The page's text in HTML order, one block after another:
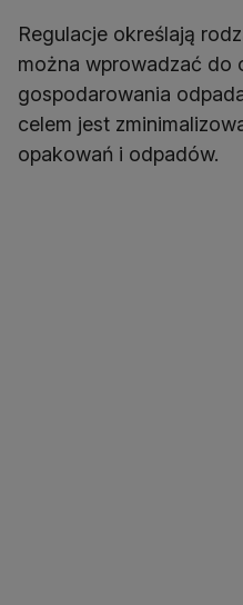
Regulacje określają
można wprowadzać do
gospodarowania
celem jest